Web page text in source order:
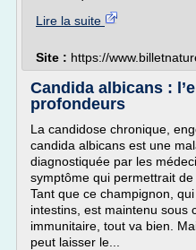
Lire la suite
Site : https://
Candida albicans :
profondeurs
La candidose chronique,
candida albicans est une
diagnostiquée par les
symptôme qui permettrait
Tant que ce champignon,
intestins, est maintenu sous
immunitaire, tout va bien.
peut laisser le...